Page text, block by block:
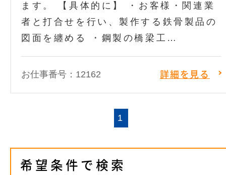
ます。 【具体的に】 ・お客様・関連業
者と打合せを行い、製作する鉄骨製品の
図面を纏める ・鋼製の橋梁工…
お仕事番号：12162 詳細を見る
1
希望条件で検索